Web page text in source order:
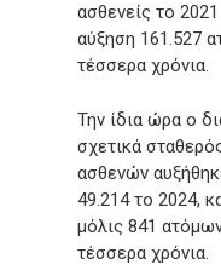
ασθενείς το
αύξηση 161.527
τέσσερα χρόνια.
Την ίδια ώρα ο
σχετικά
ασθενών
49.214 το 2024,
μόλις 841
τέσσερα χρόνια.